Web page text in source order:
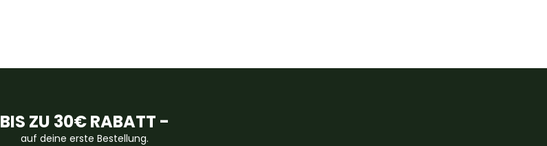
BIS ZU 30€ RABATT -
auf deine erste Bestellung.